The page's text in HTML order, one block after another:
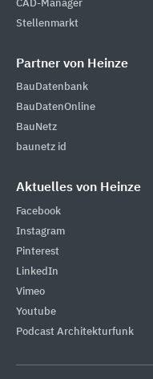
CAD-Manager
Stellenmarkt
Partner von Heinze
BauDatenbank
BauDatenOnline
BauNetz
baunetz id
Aktuelles von Heinze
Facebook
Instagram
Pinterest
LinkedIn
Vimeo
Youtube
Podcast Architekturfunk